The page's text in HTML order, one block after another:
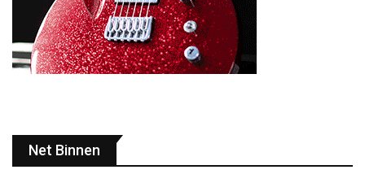
Net Binnen